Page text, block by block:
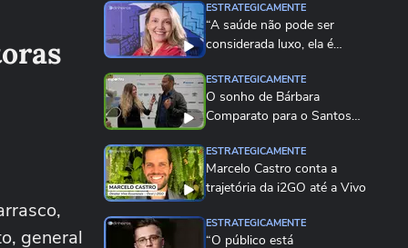
general
ESTRATEGICAMENTE
“A saúde não pode ser
considerada luxo, ela é
ESTRATEGICAMENTE
O sonho de Bárbara
Comparato para o Santos
ESTRATEGICAMENTE
Marcelo Castro conta a
trajetória da i2GO até a Vivo
ESTRATEGICAMENTE
“O público está